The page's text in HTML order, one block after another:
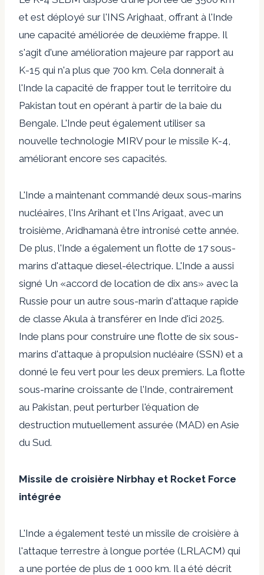
et est déployé sur l'INS Arighaat, offrant à l'Inde
une capacité améliorée de deuxième frappe. Il
s'agit d'une amélioration majeure par rapport au
K-15 qui n'a plus que 700 km. Cela donnerait à
l'Inde la capacité de frapper tout le territoire du
Pakistan tout en opérant à partir de la baie du
Bengale. L'Inde peut également utiliser sa
nouvelle technologie MIRV pour le missile K-4,
améliorant encore ses capacités.
L'Inde a maintenant commandé deux sous-marins
nucléaires, l'Ins Arihant et l'Ins Arigaat, avec un
troisième, Aridhamanà être intronisé cette année.
De plus, l'Inde a également un flotte de 17 sous-
marins d'attaque diesel-électrique. L'Inde a aussi
signé Un «accord de location de dix ans» avec la
Russie pour un autre sous-marin d'attaque rapide
de classe Akula à transférer en Inde d'ici 2025.
Inde plans pour construire une flotte de six sous-
marins d'attaque à propulsion nucléaire (SSN) et a
donné le feu vert pour les deux premiers. La flotte
sous-marine croissante de l'Inde, contrairement
au Pakistan, peut perturber l'équation de
destruction mutuellement assurée (MAD) en Asie
du Sud.
Missile de croisière Nirbhay et Rocket Force
intégrée
L'Inde a également testé un missile de croisière à
l'attaque terrestre à longue portée (LRLACM) qui
a une portée de plus de 1 000 km. Il a été décrit